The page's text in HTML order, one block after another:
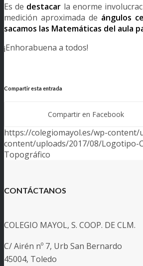
Es de destacar la enorme
medición aproximada de ángulos
sacamos las Matemáticas del aula
¡Enhorabuena a todos!
Compartir esta entrada
Compartir en Facebook
https://colegiomayol.es/wp-content/
content/uploads/2017/08/Logotipo-
Topográfico
CONTÁCTANOS
COLEGIO MAYOL, S. COOP. DE CLM.
C/ Airén nº 7, Urb San Bernardo
45004, Toledo